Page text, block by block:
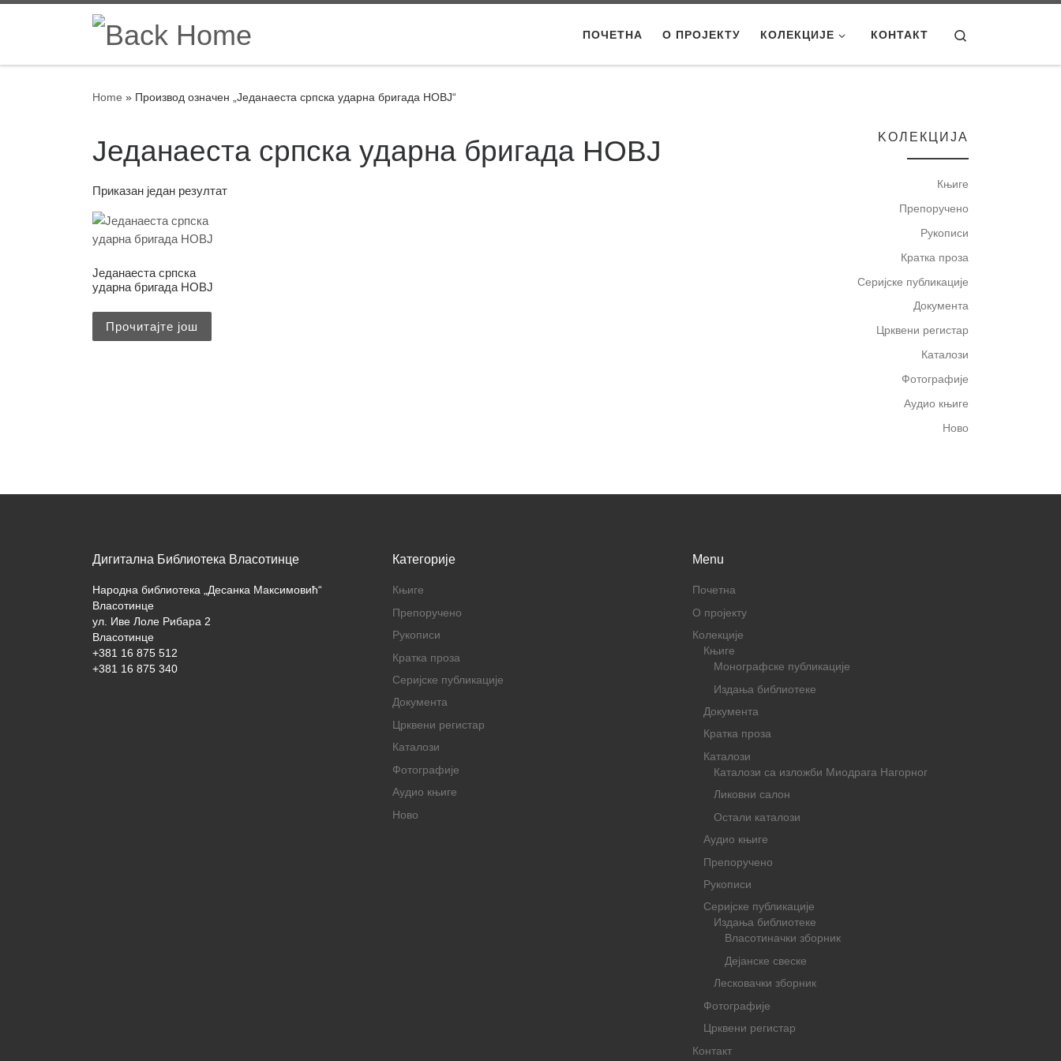
Skip to content
ПОЧЕТНА О ПРОЈЕКТУ КОЛЕКЦИЈЕ КОНТАКТ
Home » Производ oзначен „Једанаеста српска ударна бригада НОВЈ“
Једанаеста српска ударна бригада НОВЈ
Приказан један резултат
Једанаеста српска
ударна бригада НОВЈ
Прочитајте још
KOЛЕКЦИЈА
Књиге
Препоручено
Рукописи
Кратка проза
Серијске публикације
Документа
Црквени регистар
Каталози
Фотографије
Аудио књиге
Ново
Дигитална Библиотека Власотинце
Народна библиотека „Десанка Максимовић“
Власотинце
ул. Иве Лоле Рибара 2
Власотинце
+381 16 875 512
+381 16 875 340
Категорије
Књиге
Препоручено
Рукописи
Кратка проза
Серијске публикације
Документа
Црквени регистар
Каталози
Фотографије
Аудио књиге
Ново
Menu
Почетна
О пројекту
Колекције
Књиге
Монографске публикације
Издања библиотеке
Документа
Кратка проза
Каталози
Каталози са изложби Миодрага Нагорног
Ликовни салон
Остали каталози
Аудио књиге
Препоручено
Рукописи
Серијске публикације
Издања библиотеке
Власотиначки зборник
Дејанске свеске
Лесковачки зборник
Фотографије
Црквени регистар
Контакт